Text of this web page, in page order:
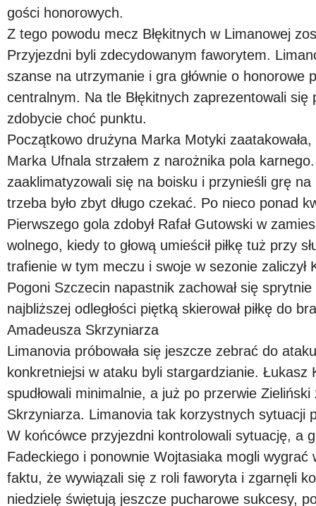
gości honorowych.
Z tego powodu mecz Błękitnych w Limanowej
Przyjezdni byli zdecydowanym faworytem.
szanse na utrzymanie i gra głównie o honorowe
centralnym. Na tle Błękitnych zaprezentowali się
zdobycie choć punktu.
Początkowo drużyna Marka Motyki zaatakowała,
Marka Ufnala strzałem z narożnika pola
zaaklimatyzowali się na boisku i przynieśli grę na
trzeba było zbyt długo czekać. Po nieco ponad
Pierwszego gola zdobył Rafał Gutowski w
wolnego, kiedy to głową umieścił piłkę tuż przy
trafienie w tym meczu i swoje w sezonie zaliczył
Pogoni Szczecin napastnik zachował się
najbliższej odległości piętką skierował piłkę do
Amadeusza Skrzyniarza
Limanovia próbowała się jeszcze zebrać do
konkretniejsi w ataku byli stargardzianie. Łukasz
spudłowali minimalnie, a już po przerwie
Skrzyniarza. Limanovia tak korzystnych sytuacji
W końcówce przyjezdni kontrolowali sytuację, a
Fadeckiego i ponownie Wojtasiaka mogli
faktu, że wywiązali się z roli faworyta i zgarnęli
niedzielę świętują jeszcze pucharowe sukcesy,